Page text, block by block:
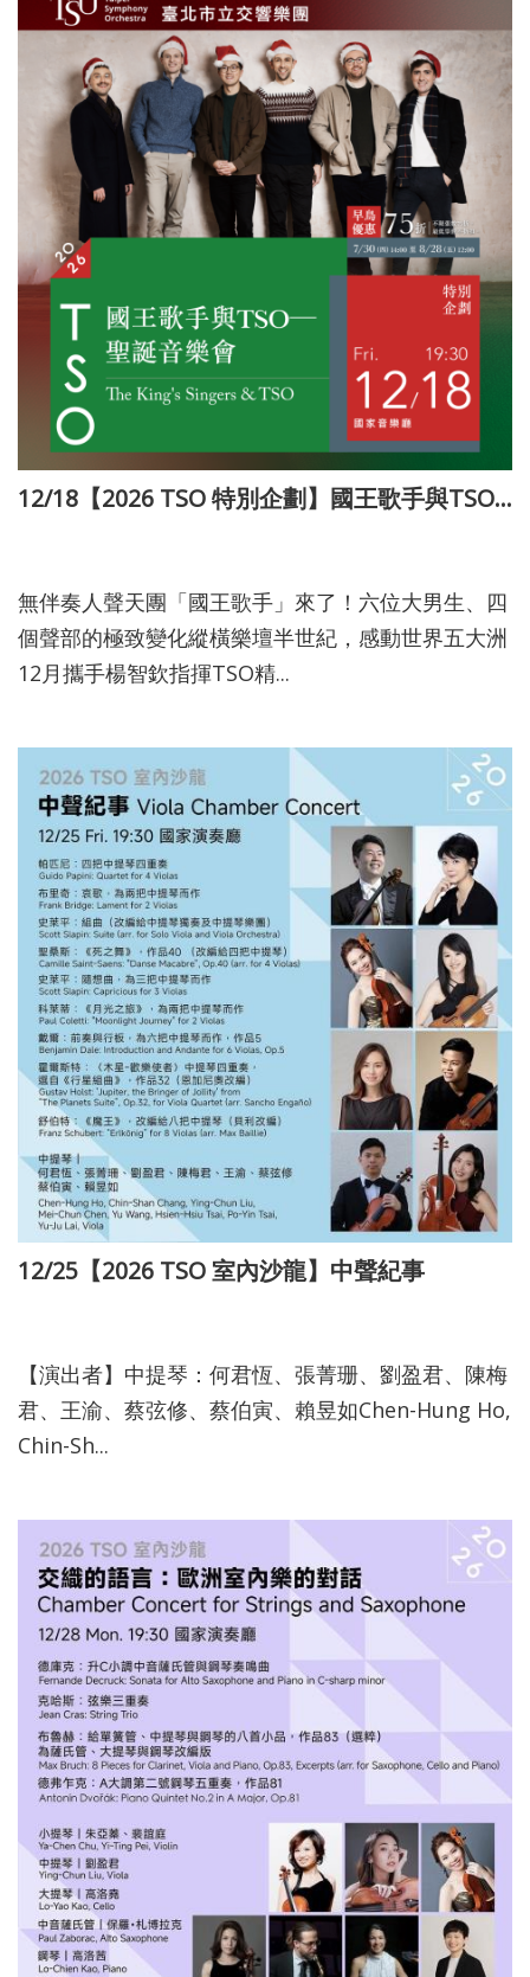
12/18【2026 TSO 特別企劃】國王歌手與TSO的聖誕音樂會
無伴奏人聲天團「國王歌手」來了！六位大男生、四
個聲部的極致變化縱橫樂壇半世紀，感動世界五大洲
12月攜手楊智欽指揮TSO精...
12/25【2026 TSO 室內沙龍】中聲紀事
【演出者】中提琴：何君恆、張菁珊、劉盈君、陳梅
君、王渝、蔡弦修、蔡伯寅、賴昱如Chen-Hung Ho,
Chin-Sh...